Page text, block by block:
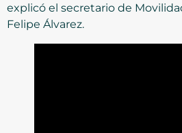
explicó el secretario de
Felipe Álvarez.